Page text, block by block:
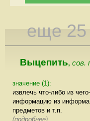
еще 25
Выцепить, сов.
значение (1):
извлечь что-либо из
информацию из
предметов и т.п.
(подробнее)